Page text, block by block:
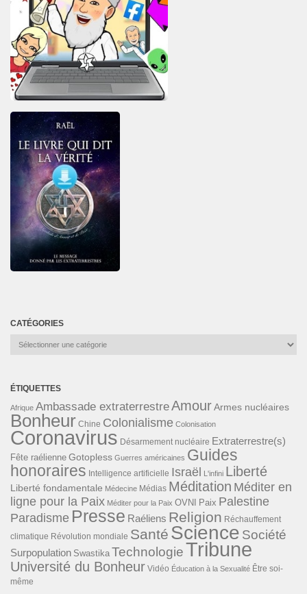
CATÉGORIES
Catégories
ÉTIQUETTES
Afrique Ambassade extraterrestreAmourArmes nucléaires
Bonheur Chine Colonialisme Colonisation
Coronavirus Désarmement nucléaire Extraterrestre(s)
Fête raélienne Gotopless Guerres américaines Guides
honoraires Intelligence artificielle Israël L'infini Liberté
Liberté fondamentale Médecine Médias Méditation Méditer en
ligne pour la Paix Méditer pour la Paix OVNI Paix Palestine
Paradisme Presse Raéliens Religion Réchauffement
climatique Révolution mondiale Santé Science Société
Surpopulation Swastika TechnologieTribune
Université du Bonheur Vidéo Éducation à la Sexualité Être soi-
même